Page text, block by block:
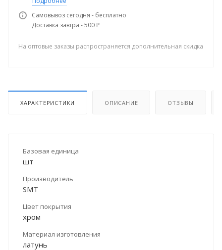
Самовывоз сегодня - бесплатно
Доставка завтра - 500 ₽
На оптовые заказы распространяется дополнительная скидка
ХАРАКТЕРИСТИКИ ОПИСАНИЕ ОТЗЫВЫ
Базовая единица
шт
Производитель
SMT
Цвет покрытия
хром
Материал изготовления
латунь